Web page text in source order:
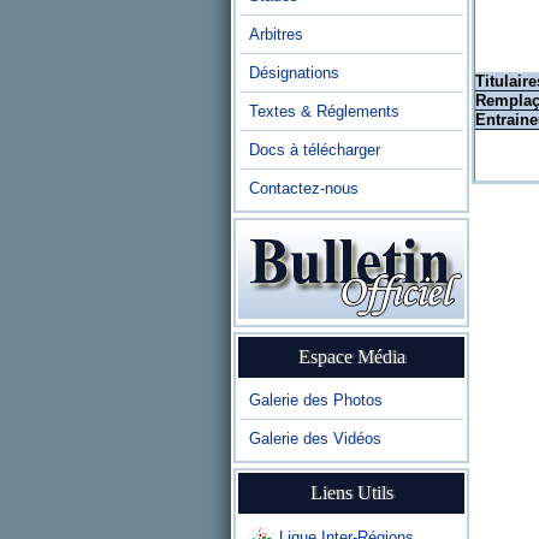
Arbitres
Désignations
Textes & Réglements
Docs à télécharger
Contactez-nous
Espace Média
Galerie des Photos
Galerie des Vidéos
Liens Utils